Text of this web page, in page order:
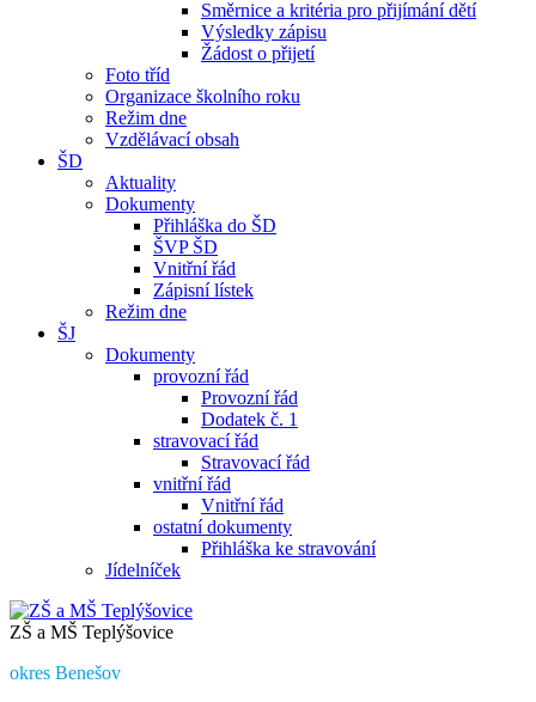
Směrnice a kritéria pro přijímání dětí
Výsledky zápisu
Žádost o přijetí
Foto tříd
Organizace školního roku
Režim dne
Vzdělávací obsah
ŠD
Aktuality
Dokumenty
Přihláška do ŠD
ŠVP ŠD
Vnitřní řád
Zápisní lístek
Režim dne
ŠJ
Dokumenty
provozní řád
Provozní řád
Dodatek č. 1
stravovací řád
Stravovací řád
vnitřní řád
Vnitřní řád
ostatní dokumenty
Přihláška ke stravování
Jídelníček
ZŠ a MŠ Teplýšovice
okres Benešov